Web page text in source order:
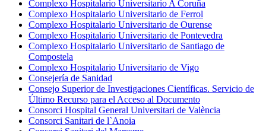
Complexo Hospitalario Universitario A Coruña
Complexo Hospitalario Universitario de Ferrol
Complexo Hospitalario Universitario de Ourense
Complexo Hospitalario Universitario de Pontevedra
Complexo Hospitalario Universitario de Santiago de
Compostela
Complexo Hospitalario Universitario de Vigo
Consejería de Sanidad
Consejo Superior de Investigaciones Científicas. Servicio de
Último Recurso para el Acceso al Documento
Consorci Hospital General Universitari de València
Consorci Sanitari de l`Anoia